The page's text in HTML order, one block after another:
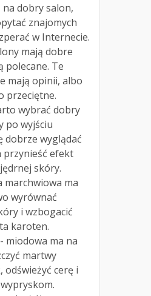
dobry salon,
znajomych
w Internecie.
mają dobre
polecane. Te
mają opinii, albo
przeciętne.
wybrać dobry
po wyjściu
dobrze wyglądać
przynieść efekt
skóry.
marchwiowa ma
wyrównać
i wzbogacić
karoten.
miodowa ma na
martwy
odświeżyć cerę i